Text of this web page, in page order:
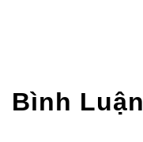
Bình Luận